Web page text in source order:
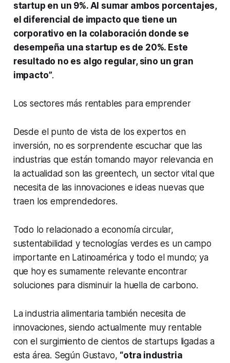
startup en un 9%. Al sumar ambos porcentajes,
el diferencial de impacto que tiene un
corporativo en la colaboración donde se
desempeña una startup es de 20%. Este
resultado no es algo regular, sino un gran
impacto”.
Los sectores más rentables para emprender
Desde el punto de vista de los expertos en
inversión, no es sorprendente escuchar que las
industrias que están tomando mayor relevancia en
la actualidad son las greentech, un sector vital que
necesita de las innovaciones e ideas nuevas que
traen los emprendedores.
Todo lo relacionado a economía circular,
sustentabilidad y tecnologías verdes es un campo
importante en Latinoamérica y todo el mundo; ya
que hoy es sumamente relevante encontrar
soluciones para disminuir la huella de carbono.
La industria alimentaria también necesita de
innovaciones, siendo actualmente muy rentable
con el surgimiento de cientos destartups ligadas a
esta área. Según Gustavo, “otra industria